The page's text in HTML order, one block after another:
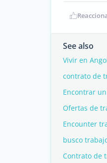
See also
Vivir en
contrato de
Encontrar
Ofertas de
Encounter
busco
Contrato de